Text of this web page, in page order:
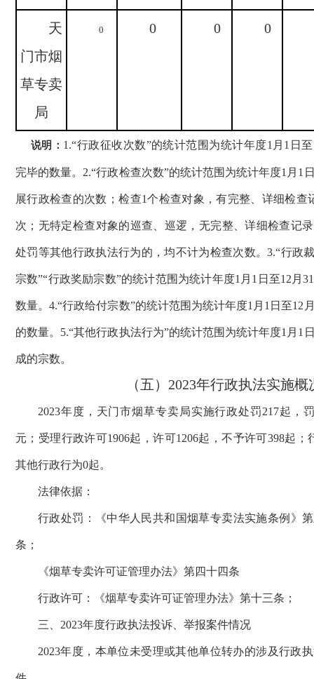
天
门市烟
草专卖
局
0 0 0 0
说明： 1.“行政征收次数”的统计范围为统计年度1月1日
完毕的数量。2.“行政检查次数”的统计范围为统计年度1月1
展行政检查的次数；检查1个检查对象，有完整、详细检查
次；无特定检查对象的巡查、巡逻，无完整、详细检查记
处罚等其他行政执法行为的，均不计为检查次数。3.“行政
宗数”“行政奖励宗数”的统计范围为统计年度1月1日至12月
数量。4.“行政给付宗数”的统计范围为统计年度1月1日至12
的数量。5.“其他行政执法行为”的统计范围为统计年度1月1
成的宗数。
（五） 2023年行政执法实施概
2023年度，天门市烟草专卖局实施行政处罚217起，
元；受理行政许可1906起，许可1206起，不予许可398起；
其他行政行为0起。
法律依据：
行政处罚：《中华人民共和国烟草专卖法实施条例》
条；
《烟草专卖许可证管理办法》第四十四条
行政许可：《烟草专卖许可证管理办法》第十三条；
三、2023年度行政执法投诉、举报案件情况
2023年度，本单位未受理或其他单位转办的涉及行政